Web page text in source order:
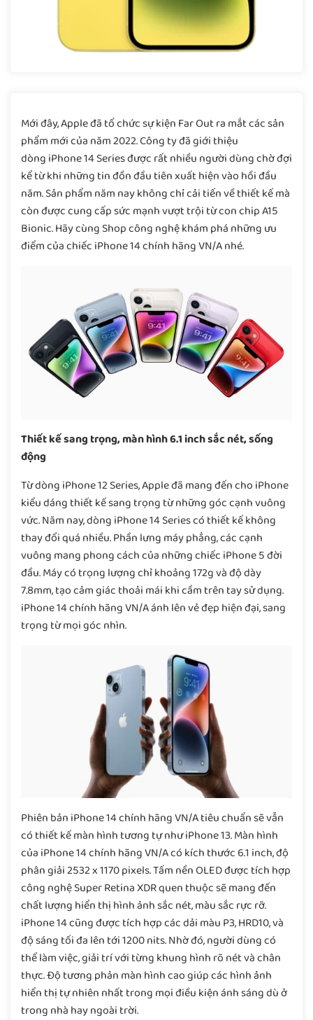
Mới đây, Apple đã tổ chức sự kiện Far Out ra mắt các sản
phẩm mới của năm 2022. Công ty đã giới thiệu
dòng iPhone 14 Series được rất nhiều người dùng chờ đợi
kể từ khi những tin đồn đầu tiên xuất hiện vào hồi đầu
năm. Sản phẩm năm nay không chỉ cải tiến về thiết kế mà
còn được cung cấp sức mạnh vượt trội từ con chip A15
Bionic. Hãy cùng Shop công nghệ khám phá những ưu
điểm của chiếc iPhone 14 chính hãng VN/A nhé.
Thiết kế sang trọng, màn hình 6.1 inch sắc nét, sống
động
Từ dòng iPhone 12 Series, Apple đã mang đến cho iPhone
kiểu dáng thiết kế sang trọng từ những góc cạnh vuông
vức. Năm nay, dòng iPhone 14 Series có thiết kế không
thay đổi quá nhiều. Phần lưng máy phẳng, các cạnh
vuông mang phong cách của những chiếc iPhone 5 đời
đầu. Máy có trọng lượng chỉ khoảng 172g và độ dày
7.8mm, tạo cảm giác thoải mái khi cầm trên tay sử dụng.
iPhone 14 chính hãng VN/A ánh lên vẻ đẹp hiện đại, sang
trọng từ mọi góc nhìn.
Phiên bản iPhone 14 chính hãng VN/A tiêu chuẩn sẽ vẫn
có thiết kế màn hình tương tự như iPhone 13. Màn hình
của iPhone 14 chính hãng VN/A có kích thước 6.1 inch, độ
phân giải 2532 x 1170 pixels. Tấm nền OLED được tích hợp
công nghệ Super Retina XDR quen thuộc sẽ mang đến
chất lượng hiển thị hình ảnh sắc nét, màu sắc rực rỡ.
iPhone 14 cũng được tích hợp các dải màu P3, HRD10, và
độ sáng tối đa lên tới 1200 nits. Nhờ đó, người dùng có
thể làm việc, giải trí với từng khung hình rõ nét và chân
thực. Độ tương phản màn hình cao giúp các hình ảnh
hiển thị tự nhiên nhất trong mọi điều kiện ánh sáng dù ở
trong nhà hay ngoài trời.